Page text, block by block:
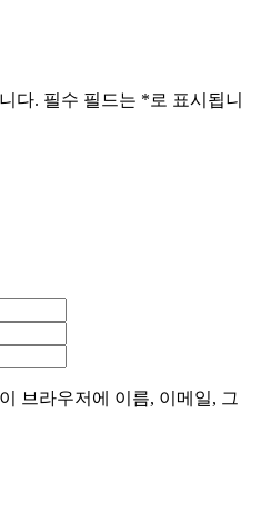
다. 필수 필드는 *로 표시됩니
브라우저에 이름, 이메일, 그